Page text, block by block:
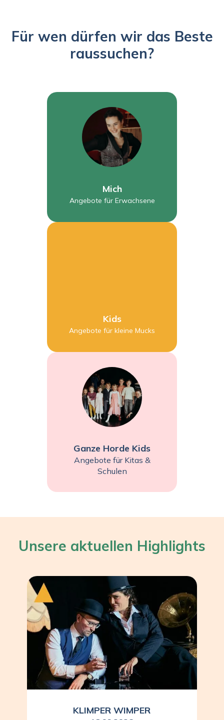
Für wen dürfen wir das Beste
raussuchen?
Mich
Angebote für Erwachsene
Kids
Angebote für kleine Mucks
Ganze Horde Kids
Angebote für Kitas &
Schulen
Unsere aktuellen Highlights
KLIMPER WIMPER